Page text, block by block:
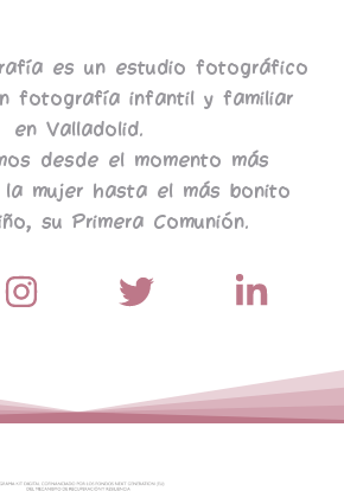
es un estudio fotográfico
fotografía infantil y familiar
en Valladolid.
desde el momento más
la mujer hasta el más bonito
su Primera Comunión.